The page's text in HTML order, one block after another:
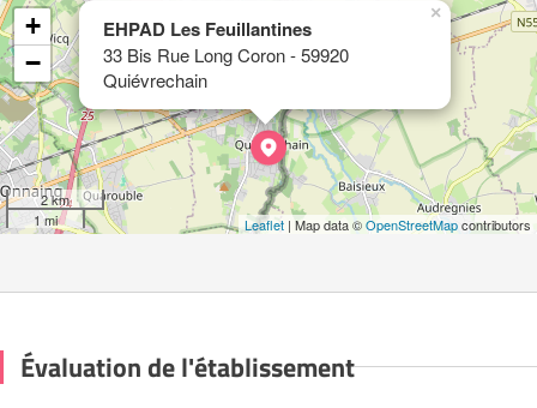
EHPAD Les Feuillantines
33 Bis Rue Long Coron - 59920
Quiévrechain
×
+
−
2 km
1 mi
Leaflet | Map data ©OpenStreetMapcontributors
Évaluation de l'établissement